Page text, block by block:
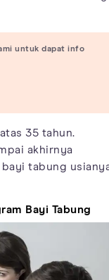
untuk dapat info
35 tahun.
akhirnya
tabung
Bayi Tabung